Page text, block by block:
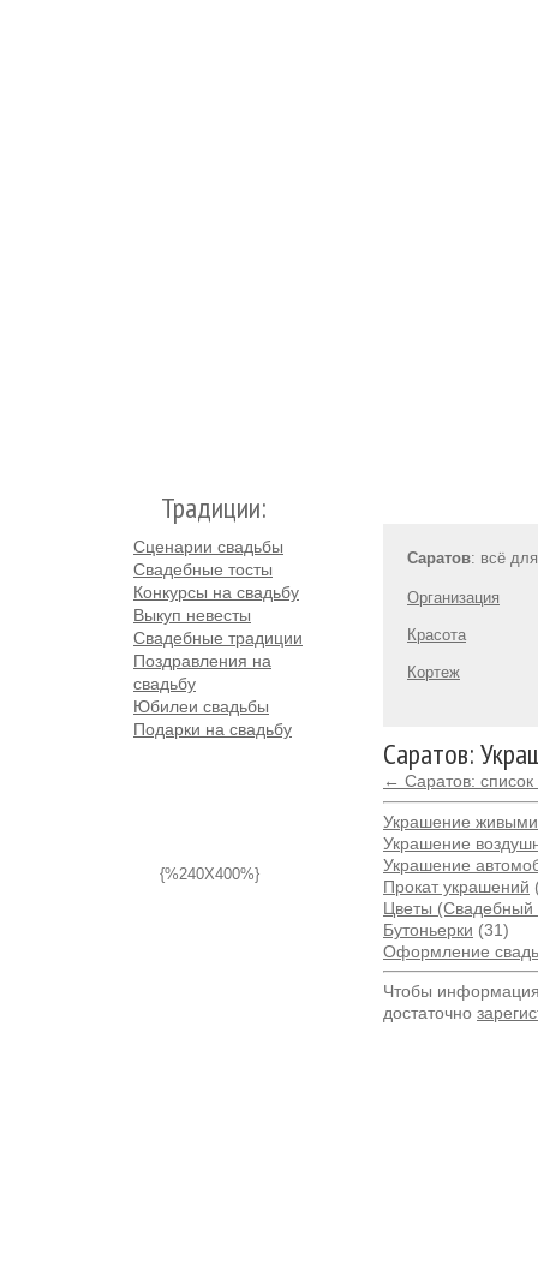
Традиции:
Сценарии свадьбы
Свадебные тосты
Конкурсы на свадьбу
Выкуп невесты
Свадебные традиции
Поздравления на
свадьбу
Юбилеи свадьбы
Подарки на свадьбу
{%240X400%}
Саратов: всё
Организация
Красота
Кортеж
Саратов:
← Саратов:
Украшение
Украшение
Украшение
Прокат украшений
Цветы (Свадебный
Бутоньерки (31)
Оформление
Чтобы
достаточно